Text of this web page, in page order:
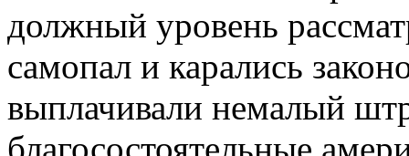
должный уровень
самопал и карались
выплачивали немалый
благосостоятельные